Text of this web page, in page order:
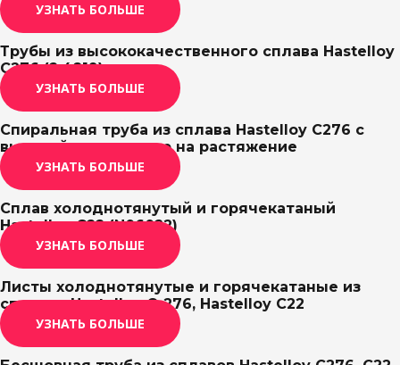
УЗНАТЬ БОЛЬШЕ
Трубы из высококачественного сплава Hastelloy
C276 (2.4819)
УЗНАТЬ БОЛЬШЕ
Спиральная труба из сплава Hastelloy C276 с
высокой прочностью на растяжение
УЗНАТЬ БОЛЬШЕ
Сплав холоднотянутый и горячекатаный
Hastelloy C22 (N06022)
УЗНАТЬ БОЛЬШЕ
Листы холоднотянутые и горячекатаные из
сплавов Hastelloy C-276, Hastelloy C22
УЗНАТЬ БОЛЬШЕ